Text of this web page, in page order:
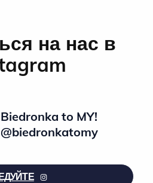
на нас в
Biedronka to MY!
@biedronkatomy